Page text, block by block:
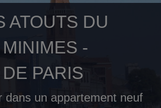
ATOUTS DU
-
PARIS
dans un appartement neuf